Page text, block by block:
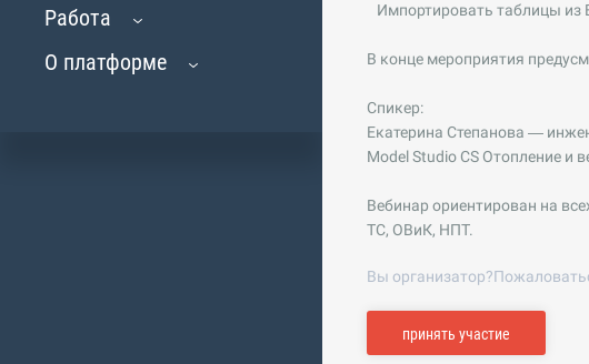
Работа
О платформе
Импортировать таблицы из
В конце мероприятия
Спикер:
Екатерина Степанова —
Model Studio CS Отопление и
Вебинар ориентирован на
ТС, ОВиК, НПТ.
Вы организатор?
принять участие